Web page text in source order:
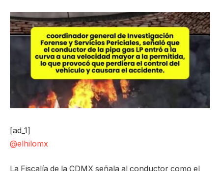
[ad_1]
@elhilomx
La Fiscalía de la CDMX señala al conductor como el